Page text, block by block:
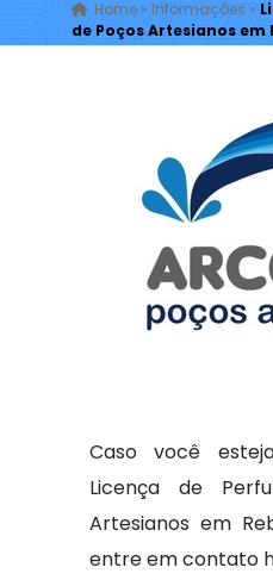
Home» Informações »
de Poços Artesianos
Caso você
Licença de
Artesianos em
entre em contato